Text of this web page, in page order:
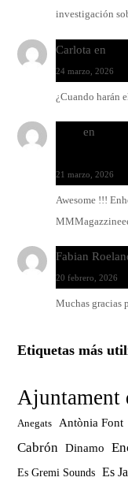
investigación
Carlota en
24 marzo, 2026
¿Cuando harán
en
21 marzo, 2026
Awesome !!!
Fabian
20 febrero, 2026
Muchas
Etiquetas más
Ajuntament
Anegats Antònia Font
Cabrón Dinamo
Es Gremi Sounds Es